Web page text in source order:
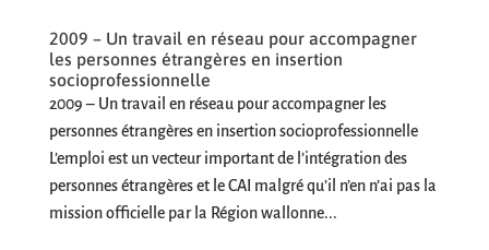
2009 – Un travail en réseau pour accompagner
les personnes étrangères en insertion
socioprofessionnelle
2009 – Un travail en réseau pour accompagner les
personnes étrangères en insertion socioprofessionnelle
L’emploi est un vecteur important de l’intégration des
personnes étrangères et le CAI malgré qu’il n’en n’ai pas la
mission officielle par la Région wallonne...